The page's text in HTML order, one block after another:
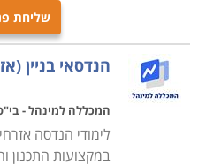
שליחת
הנדסאי בניין
המכללה למינהל -
לימודי הנדסה
במקצועות התכנון